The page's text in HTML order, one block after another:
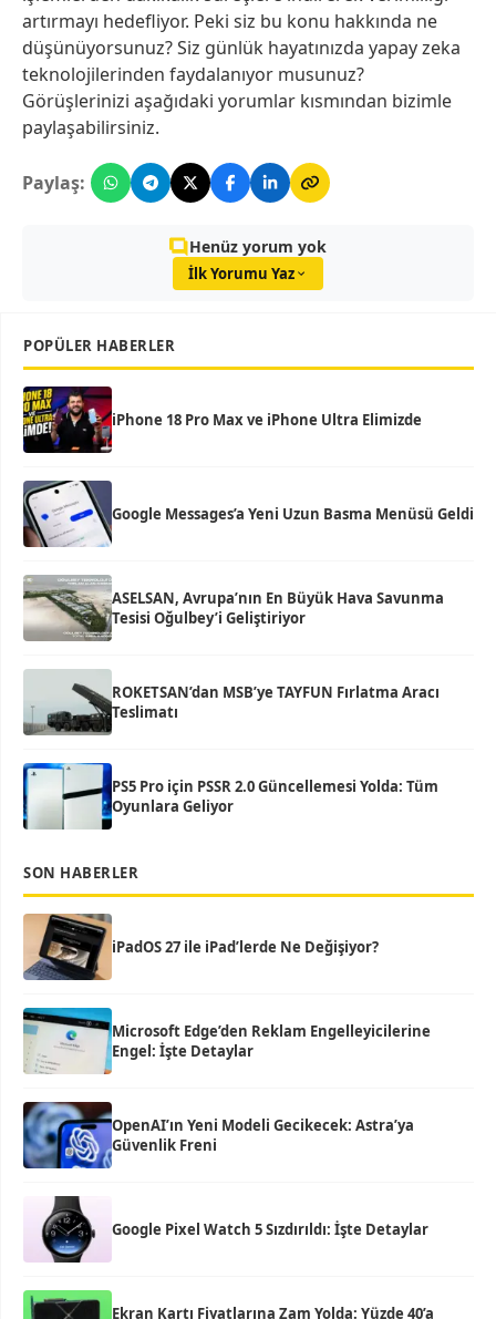
artırmayı hedefliyor. Peki siz bu konu hakkında ne
düşünüyorsunuz? Siz günlük hayatınızda yapay zeka
teknolojilerinden faydalanıyor musunuz?
Görüşlerinizi aşağıdaki yorumlar kısmından bizimle
paylaşabilirsiniz.
Paylaş:
Henüz yorum yok
İlk Yorumu Yaz
POPÜLER HABERLER
iPhone 18 Pro Max ve iPhone Ultra Elimizde
Google Messages’a Yeni Uzun Basma Menüsü Geldi
ASELSAN, Avrupa’nın En Büyük Hava Savunma
Tesisi Oğulbey’i Geliştiriyor
ROKETSAN’dan MSB’ye TAYFUN Fırlatma Aracı
Teslimatı
PS5 Pro için PSSR 2.0 Güncellemesi Yolda: Tüm
Oyunlara Geliyor
SON HABERLER
iPadOS 27 ile iPad’lerde Ne Değişiyor?
Microsoft Edge’den Reklam Engelleyicilerine
Engel: İşte Detaylar
OpenAI’ın Yeni Modeli Gecikecek: Astra’ya
Güvenlik Freni
Google Pixel Watch 5 Sızdırıldı: İşte Detaylar
Ekran Kartı Fiyatlarına Zam Yolda: Yüzde 40’a